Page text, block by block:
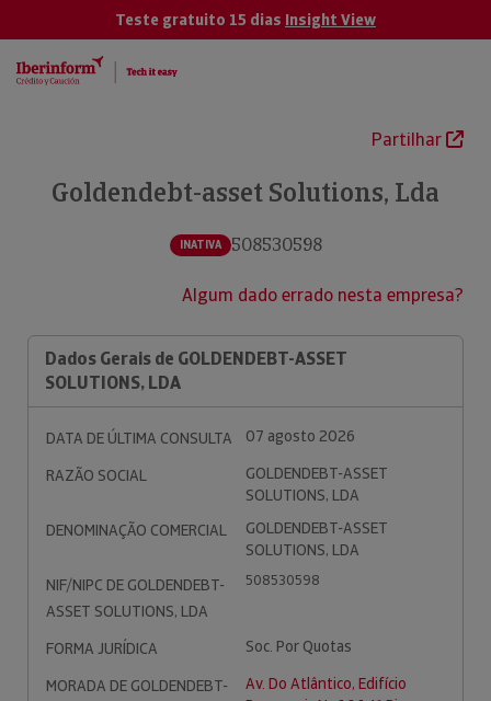
Teste gratuito 15 dias Insight View
Partilhar
Goldendebt-asset Solutions, Lda
INATIVA 508530598
Algum dado errado nesta empresa?
Dados Gerais de GOLDENDEBT-ASSET
SOLUTIONS, LDA
DATA DE ÚLTIMA CONSULTA
07 agosto 2026
RAZÃO SOCIAL
GOLDENDEBT-ASSET
SOLUTIONS, LDA
DENOMINAÇÃO COMERCIAL
GOLDENDEBT-ASSET
SOLUTIONS, LDA
NIF/NIPC DE GOLDENDEBT-
ASSET SOLUTIONS, LDA
508530598
FORMA JURÍDICA
Soc. Por Quotas
MORADA DE GOLDENDEBT-
Av. Do Atlântico, Edifício